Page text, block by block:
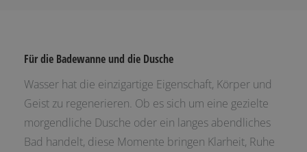
Für die Badewanne und die Dusche
Wasser hat die einzigartige Eigenschaft, Körper und
Geist zu regenerieren. Ob es sich um eine gezielte
morgendliche Dusche oder ein langes abendliches
Bad handelt, diese Momente bringen Klarheit, Ruhe